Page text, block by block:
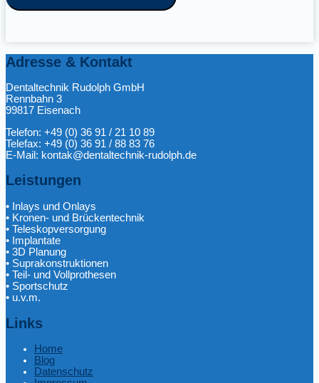
Adresse & Kontakt
Dentaltechnik Rudolph GmbH
Rennbahn 3
99817 Eisenach
Telefon: +49 (0) 36 91 / 21 10 89
Telefax: +49 (0) 36 91 / 88 83 76
E-Mail: kontak@dentaltechnik-rudolph.de
Leistungen
• Inlays und Onlays
• Kronen- und Brückentechnik
• Teleskopversorgung
• Implantate
• 3D Planung
• Suprakonstruktionen
• Teil- und Vollprothesen
• Sportschutz
• u.v.m.
Links
Home
Blog
Datenschutz